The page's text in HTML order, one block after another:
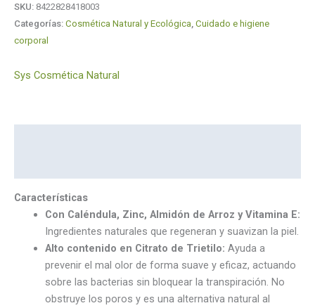
SKU: 8422828418003
Categorías: Cosmética Natural y Ecológica Cuidado e higiene
corporal
Sys Cosmética Natural
Características
Con Caléndula, Zinc, Almidón de Arroz y Vitamina E:
Ingredientes naturales que regeneran y suavizan la piel.
Alto contenido en Citrato de Trietilo: Ayuda a
prevenir el mal olor de forma suave y eficaz, actuando
sobre las bacterias sin bloquear la transpiración. No
obstruye los poros y es una alternativa natural al